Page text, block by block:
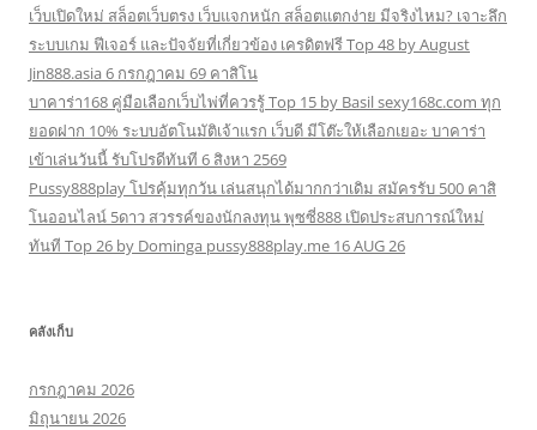
เว็บเปิดใหม่ สล็อตเว็บตรง เว็บแจกหนัก สล็อตแตกง่าย มีจริงไหม? เจาะลึก
ระบบเกม ฟีเจอร์ และปัจจัยที่เกี่ยวข้อง เครดิตฟรี Top 48 by August
Jin888.asia 6 กรกฎาคม 69 คาสิโน
บาคาร่า168 คู่มือเลือกเว็บไพ่ที่ควรรู้ Top 15 by Basil sexy168c.com ทุก
ยอดฝาก 10% ระบบอัตโนมัติเจ้าแรก เว็บดี มีโต๊ะให้เลือกเยอะ บาคาร่า
เข้าเล่นวันนี้ รับโปรดีทันที 6 สิงหา 2569
Pussy888play โปรคุ้มทุกวัน เล่นสนุกได้มากกว่าเดิม สมัครรับ 500 คาสิ
โนออนไลน์ 5ดาว สวรรค์ของนักลงทุน พุซซี่888 เปิดประสบการณ์ใหม่
ทันที Top 26 by Dominga pussy888play.me 16 AUG 26
คลังเก็บ
กรกฎาคม 2026
มิถุนายน 2026